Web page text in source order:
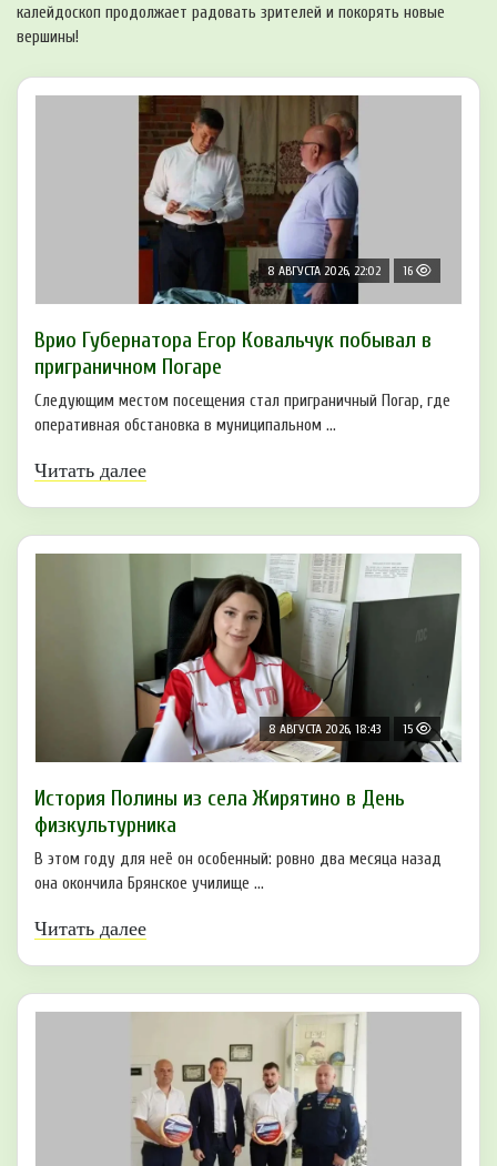
калейдоскоп продолжает радовать зрителей и покорять новые
вершины!
8 АВГУСТА 2026, 22:02 16
Врио Губернатора Егор Ковальчук побывал в
приграничном Погаре
Следующим местом посещения стал приграничный Погар, где
оперативная обстановка в муниципальном ...
Читать далее
8 АВГУСТА 2026, 18:43 15
История Полины из села Жирятино в День
физкультурника
В этом году для неё он особенный: ровно два месяца назад
она окончила Брянское училище ...
Читать далее